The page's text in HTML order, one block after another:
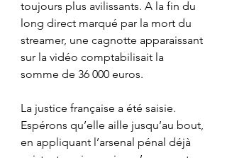
toujours plus avilissants. A la fin du
long direct marqué par la mort du
streamer, une cagnotte apparaissant
sur la vidéo comptabilisait la
somme de 36 000 euros.
La justice française a été saisie.
Espérons qu’elle aille jusqu’au bout,
en appliquant l’arsenal pénal déjà